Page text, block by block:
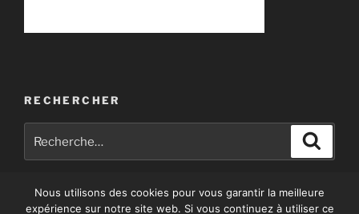
RECHERCHER
pour
Nous utilisons des cookies pour vous garantir la meilleure
expérience sur notre site web. Si vous continuez à utiliser ce